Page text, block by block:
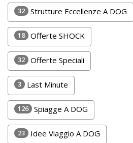
Noi
Inserisci
Attività
Accedi
Registrati
32 Strutture Eccellenze A DOG
18 Offerte SHOCK
32 Offerte Speciali
3 Last Minute
126 Spiagge A DOG
23 Idee Viaggio A DOG